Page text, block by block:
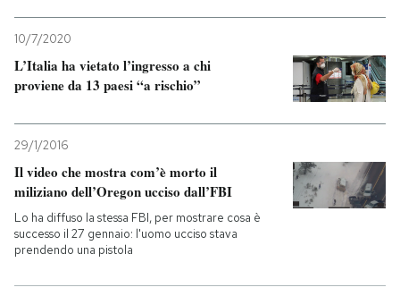
10/7/2020
L’Italia ha vietato l’ingresso a chi
proviene da 13 paesi “a rischio”
29/1/2016
Il video che mostra com’è morto il
miliziano dell’Oregon ucciso dall’FBI
Lo ha diffuso la stessa FBI, per mostrare cosa è
successo il 27 gennaio: l'uomo ucciso stava
prendendo una pistola